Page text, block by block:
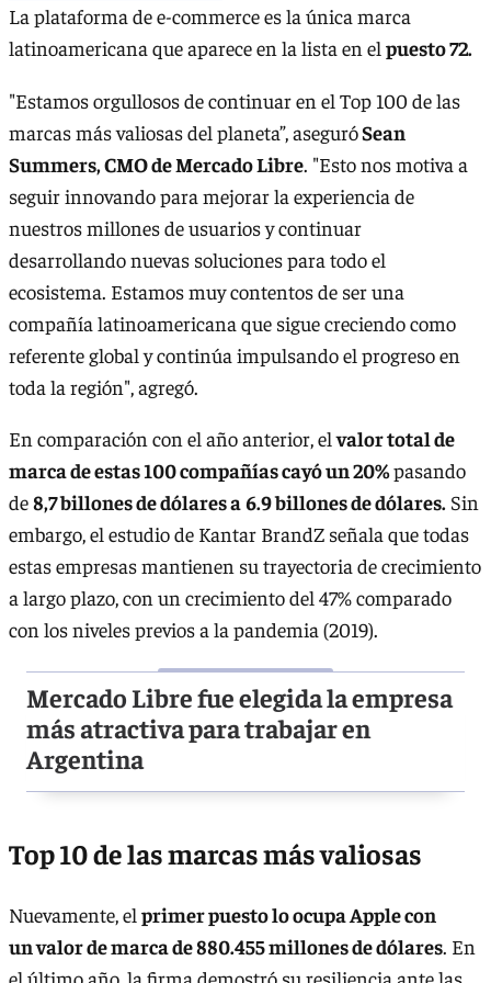
La plataforma de e-commerce es la única marca
latinoamericana que aparece en la lista en el puesto 72.
"Estamos orgullosos de continuar en el Top 100 de las
marcas más valiosas del planeta”, aseguróSean
Summers, CMO de Mercado Libre. "Esto nos motiva a
seguir innovando para mejorar la experiencia de
nuestros millones de usuarios y continuar
desarrollando nuevas soluciones para todo el
ecosistema. Estamos muy contentos de ser una
compañía latinoamericana que sigue creciendo como
referente global y continúa impulsando el progreso en
toda la región", agregó.
En comparación con el año anterior, elvalor total de
marca de estas 100 compañías cayó un 20%pasando
de8,7 billones de dólares a6.9 billones de dólares. Sin
embargo, el estudio de Kantar BrandZ señala que todas
estas empresas mantienen su trayectoria de crecimiento
a largo plazo, con un crecimiento del 47% comparado
con los niveles previos a la pandemia (2019).
Mercado Libre fue elegida la empresa
más atractiva para trabajar en
Argentina
Top 10 de las marcas más valiosas
Nuevamente, el primer puesto lo ocupa Apple con
un valor de marca de 880.455millones de dólares. En